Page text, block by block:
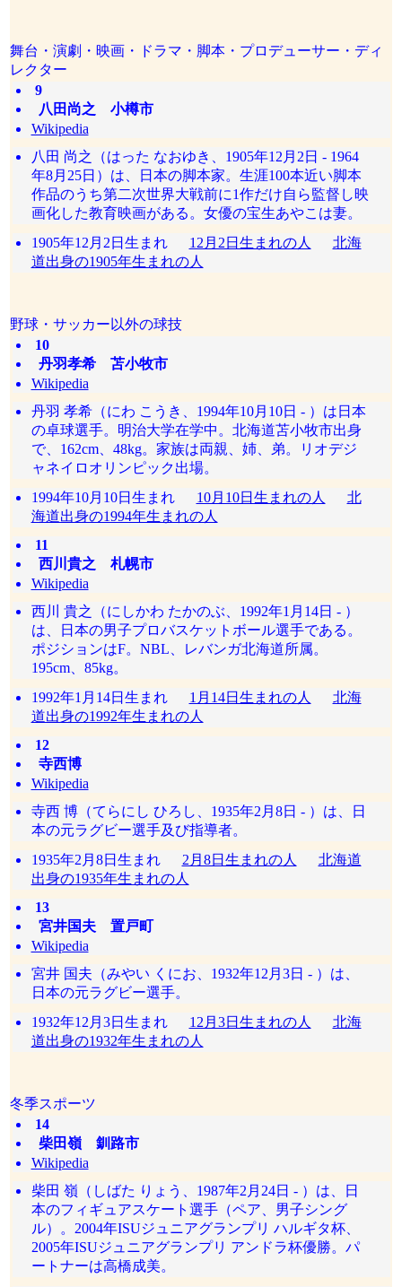
舞台・演劇・映画・ドラマ・脚本・プロデューサー・ディ
レクター
9
八田尚之 小樽市
Wikipedia
八田 尚之（はった なおゆき、1905年12月2日 - 1964
年8月25日）は、日本の脚本家。生涯100本近い脚本
作品のうち第二次世界大戦前に1作だけ自ら監督し映
画化した教育映画がある。女優の宝生あやこは妻。
1905年12月2日生まれ 12月2日生まれの人
北海
道出身の1905年生まれの人
野球・サッカー以外の球技
10
丹羽孝希 苫小牧市
Wikipedia
丹羽 孝希（にわ こうき、1994年10月10日 - ）は日本
の卓球選手。明治大学在学中。北海道苫小牧市出身
で、162cm、48kg。家族は両親、姉、弟。リオデジ
ャネイロオリンピック出場。
1994年10月10日生まれ 10月10日生まれの人
北
海道出身の1994年生まれの人
11
西川貴之 札幌市
Wikipedia
西川 貴之（にしかわ たかのぶ、1992年1月14日 - ）
は、日本の男子プロバスケットボール選手である。
ポジションはF。NBL、レバンガ北海道所属。
195cm、85kg。
1992年1月14日生まれ 1月14日生まれの人
北海
道出身の1992年生まれの人
12
寺西博
Wikipedia
寺西 博（てらにし ひろし、1935年2月8日 - ）は、日
本の元ラグビー選手及び指導者。
1935年2月8日生まれ 2月8日生まれの人
北海道
出身の1935年生まれの人
13
宮井国夫 置戸町
Wikipedia
宮井 国夫（みやい くにお、1932年12月3日 - ）は、
日本の元ラグビー選手。
1932年12月3日生まれ 12月3日生まれの人
北海
道出身の1932年生まれの人
冬季スポーツ
14
柴田嶺 釧路市
Wikipedia
柴田 嶺（しばた りょう、1987年2月24日 - ）は、日
本のフィギュアスケート選手（ペア、男子シング
ル）。2004年ISUジュニアグランプリ ハルギタ杯、
2005年ISUジュニアグランプリ アンドラ杯優勝。パ
ートナーは高橋成美。